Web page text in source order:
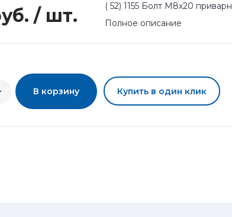
/ шт.
( 52) 1155 Болт М8х20
Полное описание
В корзину Купить в один клик